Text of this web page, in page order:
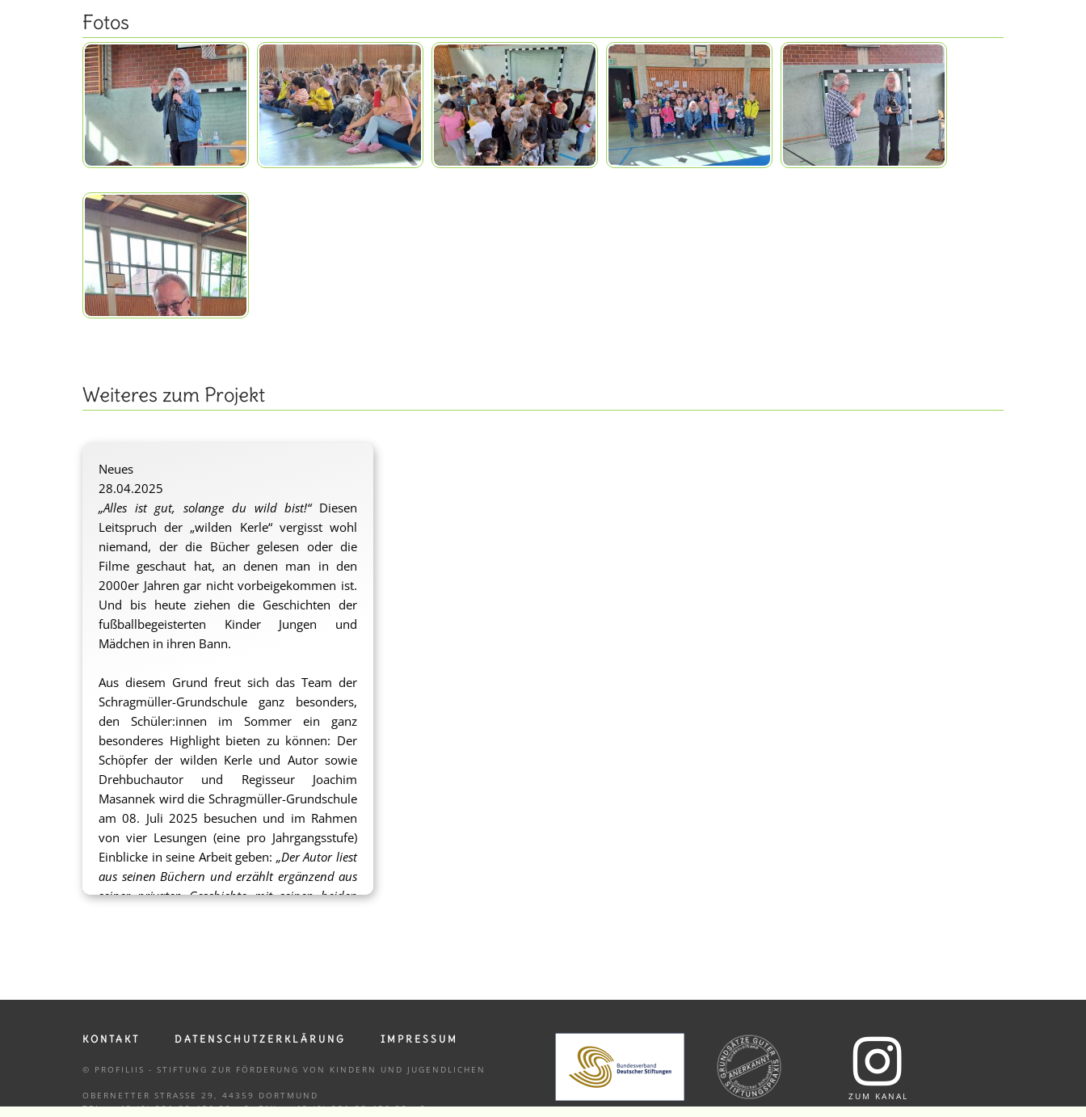
Fotos
Weiteres zum Projekt
Neues
28.04.2025
„Alles ist gut, solange du wild bist!“Diesen
Leitspruch der „wilden Kerle“ vergisst wohl
niemand, der die Bücher gelesen oder die
Filme geschaut hat, an denen man in den
2000er Jahren gar nicht vorbeigekommen ist.
Und bis heute ziehen die Geschichten der
fußballbegeisterten Kinder Jungen und
Mädchen in ihren Bann.
Aus diesem Grund freut sich das Team der
Schragmüller-Grundschule ganz besonders,
den Schüler:innen im Sommer ein ganz
besonderes Highlight bieten zu können: Der
Schöpfer der wilden Kerle und Autor sowie
Drehbuchautor und Regisseur Joachim
Masannek wird die Schragmüller-Grundschule
am 08. Juli 2025 besuchen und im Rahmen
von vier Lesungen (eine pro Jahrgangsstufe)
Einblicke in seine Arbeit geben: „Der Autor liest
aus seinen Büchern und erzählt ergänzend aus
seiner privaten Geschichte mit seinen beiden
sind.“(Auszug aus dem Förderantrag)
Ein Schwerpunkt der Arbeit an der
Schragmüller-Grundschule ist die
Leseförderung. Mit diesem tollen Projekt
KONTAKT DATENSCHUTZERKLÄRUNG IMPRESSUM
© PROFILIIS - STIFTUNG ZUR FÖRDERUNG VON KINDERN UND JUGENDLICHEN
OBERNETTER STRASSE 29, 44359 DORTMUND
TEL.: +49 (0) 231 33 456 33 - 8, FAX.: +49 (0) 231 33 456 33 - 9
ZUM KANAL